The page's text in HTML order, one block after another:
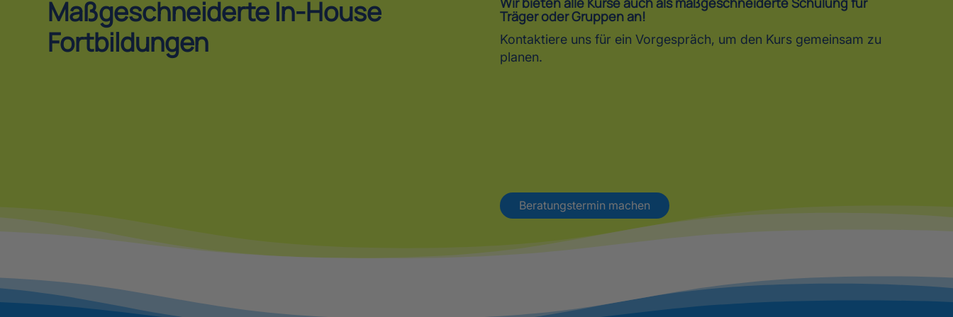
Maßgeschneiderte In-House
Fortbildungen
Träger oder Gruppen an!
Kontaktiere uns für ein Vorgespräch, um den Kurs gemeinsam zu
planen.
Beratungstermin machen